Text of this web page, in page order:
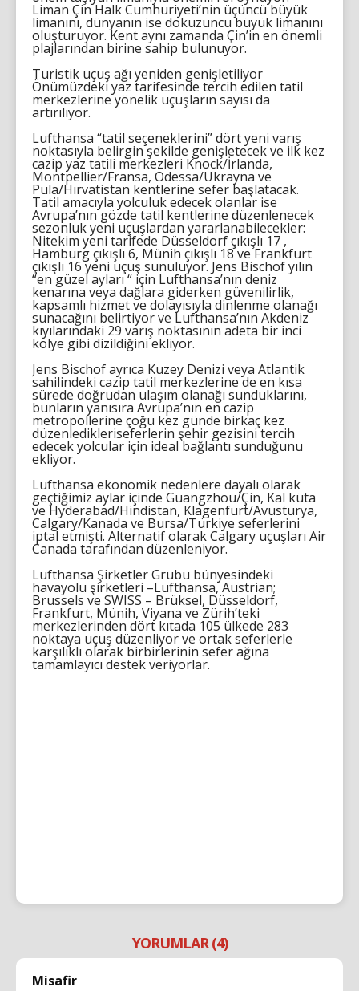
Liman Çin Halk Cumhuriyeti’nin üçüncü büyük
limanını, dünyanın ise dokuzuncu büyük limanını
oluşturuyor. Kent aynı zamanda Çin’in en önemli
plajlarından birine sahip bulunuyor.
Turistik uçuş ağı yeniden genişletiliyor
Önümüzdeki yaz tarifesinde tercih edilen tatil
merkezlerine yönelik uçuşların sayısı da
artırılıyor.
Lufthansa “tatil seçeneklerini” dört yeni varış
noktasıyla belirgin şekilde genişletecek ve ilk kez
cazip yaz tatili merkezleri Knock/İrlanda,
Montpellier/Fransa, Odessa/Ukrayna ve
Pula/Hırvatistan kentlerine sefer başlatacak.
Tatil amacıyla yolculuk edecek olanlar ise
Avrupa’nın gözde tatil kentlerine düzenlenecek
sezonluk yeni uçuşlardan yararlanabilecekler:
Nitekim yeni tarifede Düsseldorf çıkışlı 17 ,
Hamburg çıkışlı 6, Münih çıkışlı 18 ve Frankfurt
çıkışlı 16 yeni uçuş sunuluyor. Jens Bischof yılın
“en güzel ayları “ için Lufthansa’nın deniz
kenarına veya dağlara giderken güvenilirlik,
kapsamlı hizmet ve dolayısıyla dinlenme olanağı
sunacağını belirtiyor ve Lufthansa’nın Akdeniz
kıyılarındaki 29 varış noktasının adeta bir inci
kolye gibi dizildiğini ekliyor.
Jens Bischof ayrıca Kuzey Denizi veya Atlantik
sahilindeki cazip tatil merkezlerine de en kısa
sürede doğrudan ulaşım olanağı sunduklarını,
bunların yanısıra Avrupa’nın en cazip
metropollerine çoğu kez günde birkaç kez
düzenledikleriseferlerin şehir gezisini tercih
edecek yolcular için ideal bağlantı sunduğunu
ekliyor.
Lufthansa ekonomik nedenlere dayalı olarak
geçtiğimiz aylar içinde Guangzhou/Çin, Kal küta
ve Hyderabad/Hindistan, Klagenfurt/Avusturya,
Calgary/Kanada ve Bursa/Türkiye seferlerini
iptal etmişti. Alternatif olarak Calgary uçuşları Air
Canada tarafından düzenleniyor.
Lufthansa Şirketler Grubu bünyesindeki
havayolu şirketleri –Lufthansa, Austrian;
Brussels ve SWISS – Brüksel, Düsseldorf,
Frankfurt, Münih, Viyana ve Zürih’teki
merkezlerinden dört kıtada 105 ülkede 283
noktaya uçuş düzenliyor ve ortak seferlerle
karşılıklı olarak birbirlerinin sefer ağına
tamamlayıcı destek veriyorlar.
YORUMLAR (4)
Misafir